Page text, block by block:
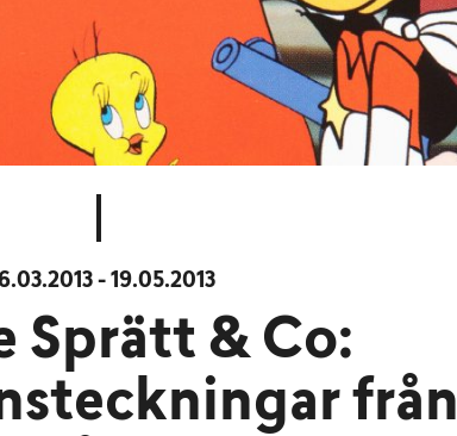
- 19.05.2013
Sprätt & Co:
från